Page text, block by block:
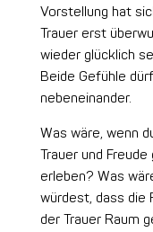
Vorstellung hat
Trauer erst
wieder glücklich
Beide Gefühle
nebeneinander.
Was wäre, wenn
Trauer und
erleben? Was
würdest, dass die
der Trauer Raum